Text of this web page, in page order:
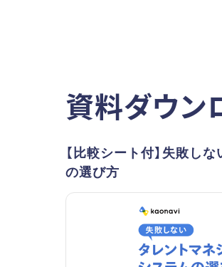
資料ダウン
【比較シート付】失敗し
の選び方